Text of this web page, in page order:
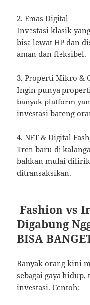
2. Emas Digital
Investasi klasik
bisa lewat HP dan
aman dan fleksibel.
3. Properti Mikro &
Ingin punya
banyak platform
investasi bareng
4. NFT & Digital
Tren baru di
bahkan mulai dilirik
ditransaksikan.
Fashion vs
Digabung
BISA
Banyak orang kini
sebagai gaya hidup,
investasi. Contoh: